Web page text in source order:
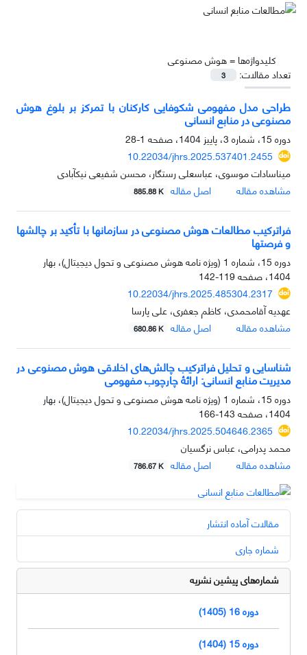
کلیدواژه‌ها =هوش مصنوعی
تعداد مقالات:
3
طراحی مدل مفهومی شکوفایی کارکنان با تمرکز بر بلوغ هوش
مصنوعی در منابع انسانی
دوره 15، شماره 3، پاییز 1404، صفحه
1-28
10.22034/jhrs.2025.537401.2455
میناسادات موسوی، عباسعلی رستگار، محسن شفیعی نیکآبادی
مشاهده مقاله
اصل مقاله 885.88 K
فراترکیب مطالعات هوش مصنوعی در سازمان‏ها با تأکید بر چالش‏ها
و فرصت‏ها
دوره 15، شماره 1 (ویژه نامه هوش مصنوعی و تحول دیجیتال)، بهار
1404، صفحه
119-142
10.22034/jhrs.2025.485304.2317
عهدیه آقامحمدی، کاظم جعفری، علی پارسا
مشاهده مقاله
اصل مقاله 680.86 K
شناسایی و تحلیل فراترکیب چالش‌های اخلاقی هوش مصنوعی در
مدیریت منابع انسانی: ارائۀ چارچوب مفهومی
دوره 15، شماره 1 (ویژه نامه هوش مصنوعی و تحول دیجیتال)، بهار
1404، صفحه
143-166
10.22034/jhrs.2025.504646.2365
محمد پدرامی، عباس نرگسیان
مشاهده مقاله
اصل مقاله 786.67 K
مقالات آماده انتشار
شماره جاری
شماره‌های پیشین نشریه
دوره 16 (1405)
دوره 15 (1404)